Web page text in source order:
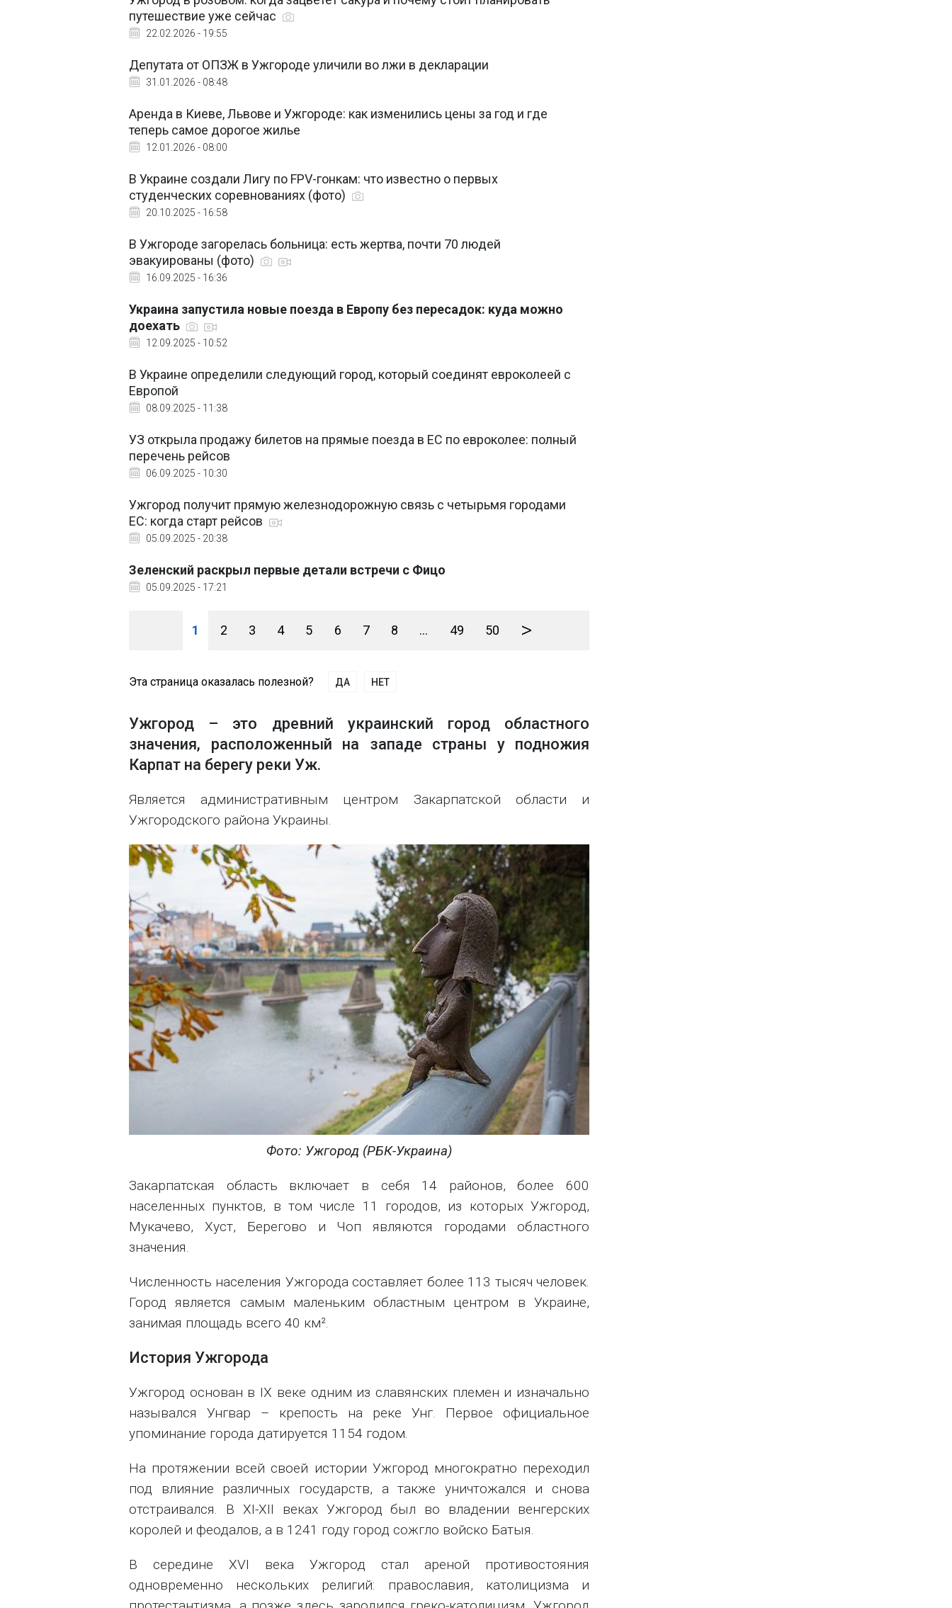
путешествие уже сейчас
22.02.2026 - 19:55
Депутата от ОПЗЖ в Ужгороде уличили во лжи в декларации
31.01.2026 - 08:48
Аренда в Киеве, Львове и Ужгороде: как изменились цены за год и где
теперь самое дорогое жилье
12.01.2026 - 08:00
В Украине создали Лигу по FPV-гонкам: что известно о первых
студенческих соревнованиях (фото)
20.10.2025 - 16:58
В Ужгороде загорелась больница: есть жертва, почти 70 людей
эвакуированы (фото)
16.09.2025 - 16:36
Украина запустила новые поезда в Европу без пересадок: куда можно
доехать
12.09.2025 - 10:52
В Украине определили следующий город, который соединят евроколеей с
Европой
08.09.2025 - 11:38
УЗ открыла продажу билетов на прямые поезда в ЕС по евроколее: полный
перечень рейсов
06.09.2025 - 10:30
Ужгород получит прямую железнодорожную связь с четырьмя городами
ЕС: когда старт рейсов
05.09.2025 - 20:38
Зеленский раскрыл первые детали встречи с Фицо
05.09.2025 - 17:21
1 2 3 4 5 6 7 8 ... 49 50 >
Эта страница оказалась полезной? ДА НЕТ
Ужгород – это древний украинский город областного
значения, расположенный на западе страны у подножия
Карпат на берегу реки Уж.
Является административным центром Закарпатской области и
Ужгородского района Украины.
Фото: Ужгород (РБК-Украина)
Закарпатская область включает в себя 14 районов, более 600
населенных пунктов, в том числе 11 городов, из которых Ужгород,
Мукачево, Хуст, Берегово и Чоп являются городами областного
значения.
Численность населения Ужгорода составляет более 113 тысяч человек.
Город является самым маленьким областным центром в Украине,
занимая площадь всего 40 км².
История Ужгорода
Ужгород основан в ІХ веке одним из славянских племен и изначально
назывался Унгвар – крепость на реке Унг. Первое официальное
упоминание города датируется 1154 годом.
На протяжении всей своей истории Ужгород многократно переходил
под влияние различных государств, а также уничтожался и снова
отстраивался. В XI-XII веках Ужгород был во владении венгерских
королей и феодалов, а в 1241 году город сожгло войско Батыя.
В середине ХVІ века Ужгород стал ареной противостояния
одновременно нескольких религий: православия, католицизма и